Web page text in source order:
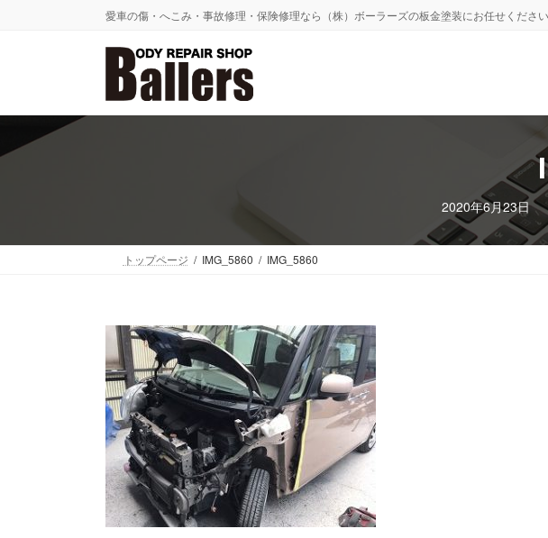
へ
キ
ョ
に
愛車の傷・へこみ・事故修理・保険修理なら（株）ボーラーズの板金塗装にお任せください
2020年6月23日
トップページ IMG_5860 IMG_5860